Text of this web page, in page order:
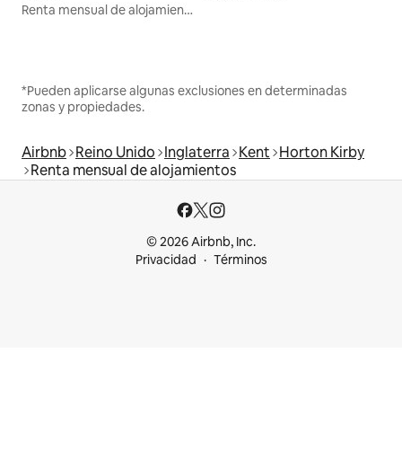
Renta mensual de alojamientos
*Pueden aplicarse algunas exclusiones en determinadas
zonas y propiedades.
Airbnb Reino Unido Inglaterra Kent Horton Kirby
Renta mensual de alojamientos
© 2026 Airbnb, Inc.
Privacidad
Términos